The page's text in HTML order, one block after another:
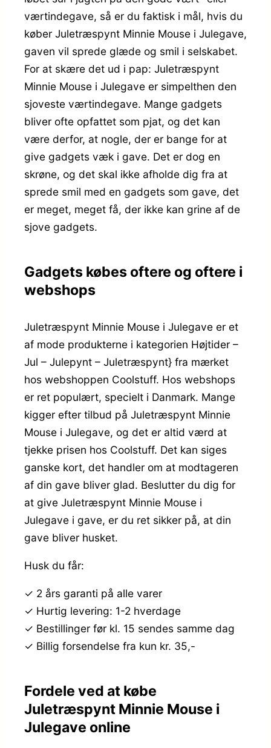
værtindegave, så er du faktisk i mål, hvis du
køber Juletræspynt Minnie Mouse i Julegave,
gaven vil sprede glæde og smil i selskabet.
For at skære det ud i pap: Juletræspynt
Minnie Mouse i Julegave er simpelthen den
sjoveste værtindegave. Mange gadgets
bliver ofte opfattet som pjat, og det kan
være derfor, at nogle, der er bange for at
give gadgets væk i gave. Det er dog en
skrøne, og det skal ikke afholde dig fra at
sprede smil med en gadgets som gave, det
er meget, meget få, der ikke kan grine af de
sjove gadgets.
Gadgets købes oftere og oftere i
webshops
Juletræspynt Minnie Mouse i Julegave er et
af mode produkterne i kategorien Højtider –
Jul – Julepynt – Juletræspynt} fra mærket
hos webshoppen Coolstuff. Hos webshops
er ret populært, specielt i Danmark. Mange
kigger efter tilbud på Juletræspynt Minnie
Mouse i Julegave, og det er altid værd at
tjekke prisen hos Coolstuff. Det kan siges
ganske kort, det handler om at modtageren
af din gave bliver glad. Beslutter du dig for
at give Juletræspynt Minnie Mouse i
Julegave i gave, er du ret sikker på, at din
gave bliver husket.
Husk du får:
✓ 2 års garanti på alle varer
✓ Hurtig levering: 1-2 hverdage
✓ Bestillinger før kl. 15 sendes samme dag
✓ Billig forsendelse fra kun kr. 35,-
Fordele ved at købe
Juletræspynt Minnie Mouse i
Julegave online